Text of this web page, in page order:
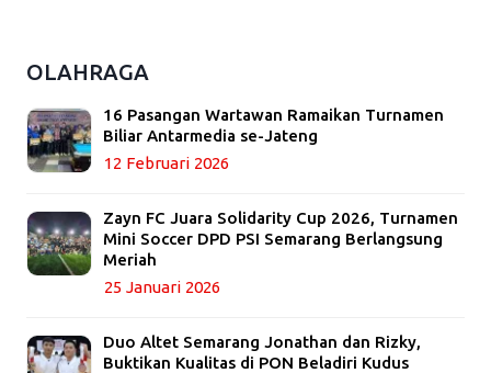
OLAHRAGA
16 Pasangan Wartawan Ramaikan Turnamen
Biliar Antarmedia se-Jateng
12 Februari 2026
Zayn FC Juara Solidarity Cup 2026, Turnamen
Mini Soccer DPD PSI Semarang Berlangsung
Meriah
25 Januari 2026
Duo Altet Semarang Jonathan dan Rizky,
Buktikan Kualitas di PON Beladiri Kudus